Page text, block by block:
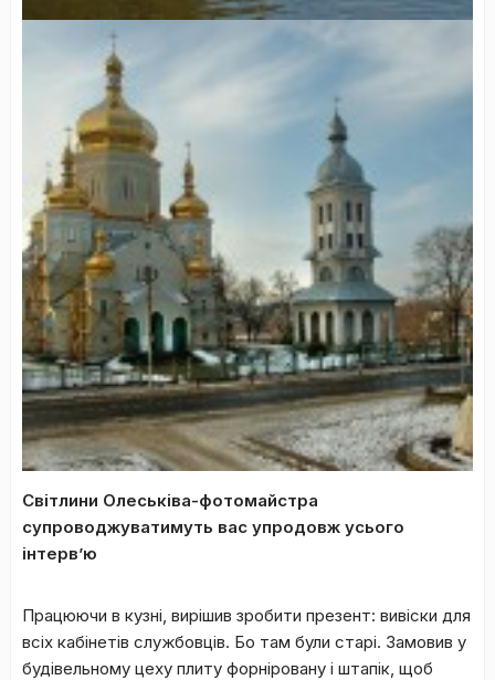
Світлини Олеськіва-фотомайстра
супроводжуватимуть вас упродовж усього
інтерв’ю
Працюючи в кузні, вирішив зробити презент: вивіски для
всіх кабінетів службовців. Бо там були старі. Замовив у
будівельному цеху плиту форніровану і штапік, щоб